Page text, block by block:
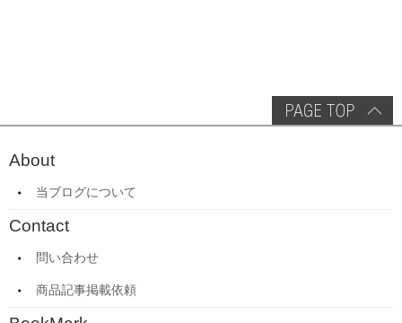
About
当ブログについて
Contact
問い合わせ
商品記事掲載依頼